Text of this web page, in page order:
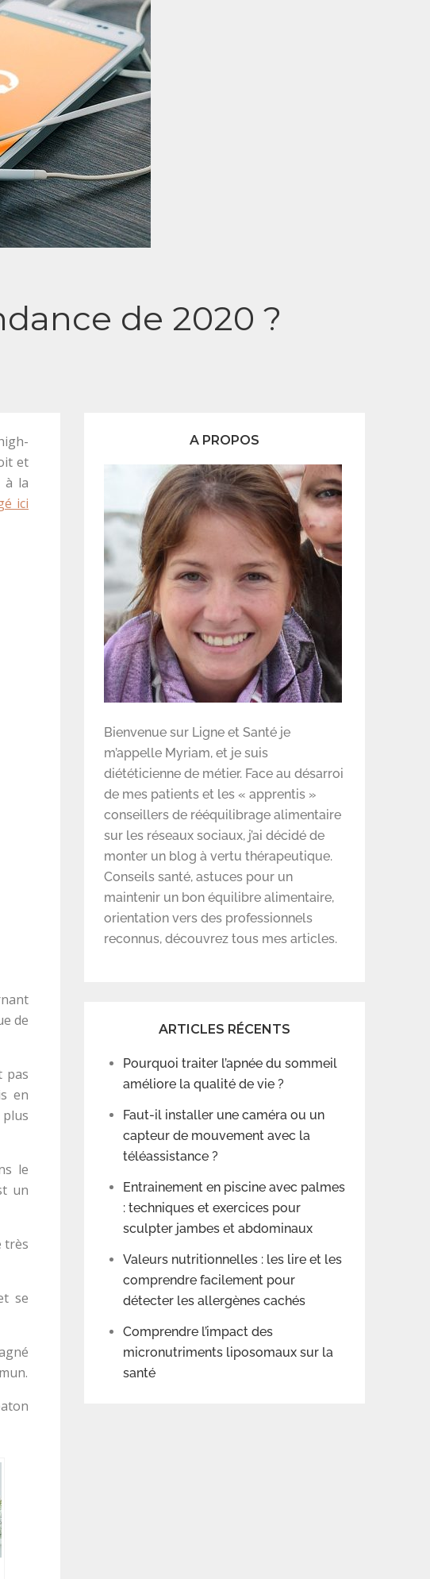
de 2020 ?
et
à la
ici
de
pas
en
le
un
très
se
A PROPOS
Bienvenue sur Ligne et Santé je
m’appelle Myriam, et je suis
diététicienne de métier. Face au désarroi
de mes patients et les « apprentis »
conseillers de rééquilibrage alimentaire
sur les réseaux sociaux, j’ai décidé de
monter un blog à vertu thérapeutique.
Conseils santé, astuces pour un
maintenir un bon équilibre alimentaire,
orientation vers des professionnels
reconnus, découvrez tous mes articles.
ARTICLES RÉCENTS
Pourquoi traiter l’apnée du sommeil
améliore la qualité de vie ?
Faut-il installer une caméra ou un
capteur de mouvement avec la
téléassistance ?
Entrainement en piscine avec palmes
: techniques et exercices pour
sculpter jambes et abdominaux
Valeurs nutritionnelles : les lire et les
comprendre facilement pour
détecter les allergènes cachés
Comprendre l’impact des
micronutriments liposomaux sur la
santé